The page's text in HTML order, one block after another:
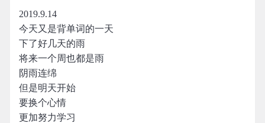
2019.9.14
今天又是背单词的一天
下了好几天的雨
将来一个周也都是雨
阴雨连绵
但是明天开始
要换个心情
更加努力学习